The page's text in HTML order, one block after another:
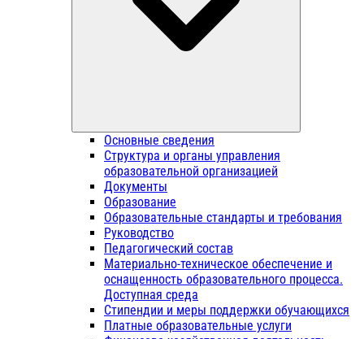
Основные сведения
Структура и органы управления
образовательной организацией
Документы
Образование
Образовательные стандарты и требования
Руководство
Педагогический состав
Материально-техническое обеспечение и
оснащенность образовательного процесса.
Доступная среда
Стипендии и меры поддержки обучающихся
Платные образовательные услуги